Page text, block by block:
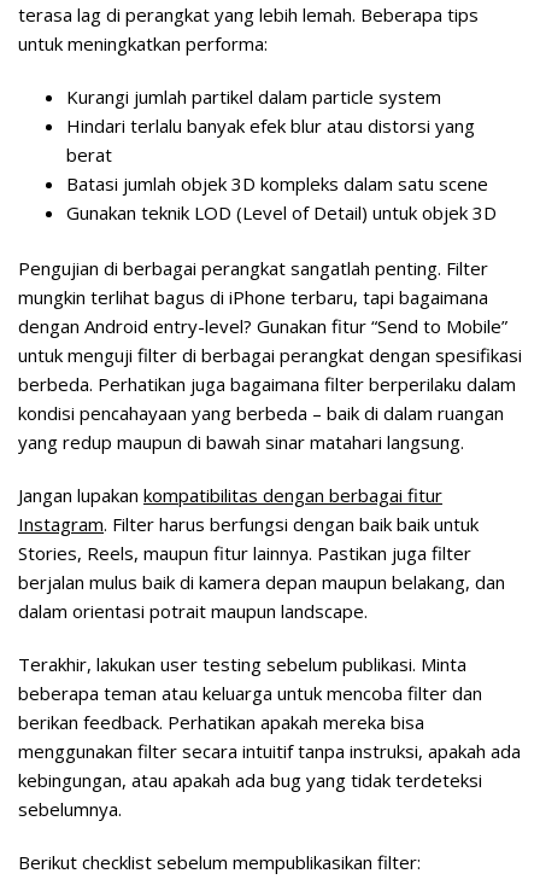
terasa lag di perangkat yang lebih lemah. Beberapa tips
untuk meningkatkan performa:
Kurangi jumlah partikel dalam particle system
Hindari terlalu banyak efek blur atau distorsi yang
berat
Batasi jumlah objek 3D kompleks dalam satu scene
Gunakan teknik LOD (Level of Detail) untuk objek 3D
Pengujian di berbagai perangkat sangatlah penting. Filter
mungkin terlihat bagus di iPhone terbaru, tapi bagaimana
dengan Android entry-level? Gunakan fitur “Send to Mobile”
untuk menguji filter di berbagai perangkat dengan spesifikasi
berbeda. Perhatikan juga bagaimana filter berperilaku dalam
kondisi pencahayaan yang berbeda – baik di dalam ruangan
yang redup maupun di bawah sinar matahari langsung.
Jangan lupakan kompatibilitas dengan berbagai fitur
Instagram. Filter harus berfungsi dengan baik baik untuk
Stories, Reels, maupun fitur lainnya. Pastikan juga filter
berjalan mulus baik di kamera depan maupun belakang, dan
dalam orientasi potrait maupun landscape.
Terakhir, lakukan user testing sebelum publikasi. Minta
beberapa teman atau keluarga untuk mencoba filter dan
berikan feedback. Perhatikan apakah mereka bisa
menggunakan filter secara intuitif tanpa instruksi, apakah ada
kebingungan, atau apakah ada bug yang tidak terdeteksi
sebelumnya.
Berikut checklist sebelum mempublikasikan filter: